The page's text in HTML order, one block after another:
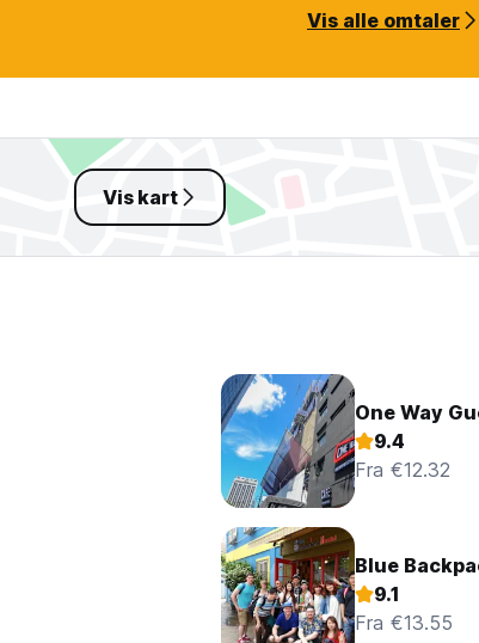
Vis alle omtaler
Vis kart
One Way
9.4
Fra €12.32
Blue
9.1
Fra €13.55